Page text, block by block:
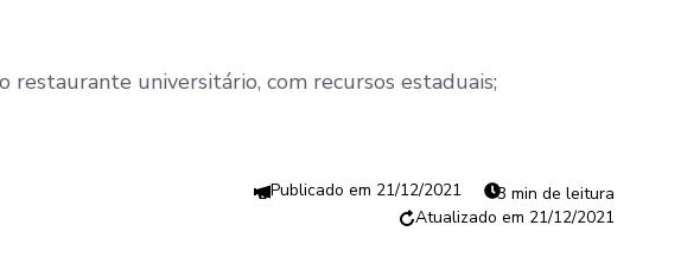
universitário, com recursos estaduais;
21/12/2021
3 min de leitura
21/12/2021